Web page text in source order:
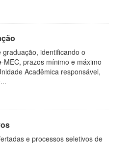
identificando o
MEC, prazos mínimo e máximo
Acadêmica responsável,
e processos seletivos de